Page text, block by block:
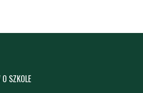
SZKOLE